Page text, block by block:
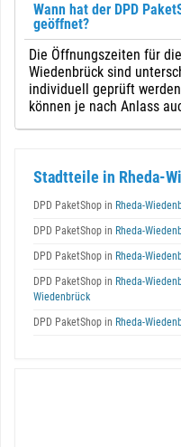
Wann hat der DPD
geöffnet?
Die Öffnungszeiten für
Wiedenbrück sind
individuell geprüft
können je nach Anlass
Stadtteile in Rheda-
DPD PaketShop in Rheda-
DPD PaketShop in Rheda-
DPD PaketShop in Rheda-
DPD PaketShop in Rheda-
Wiedenbrück
DPD PaketShop in Rheda-